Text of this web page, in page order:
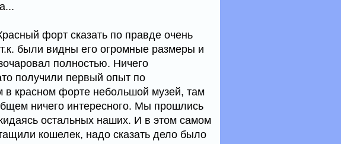
форт сказать по правде очень
были видны его огромные размеры и
полностью. Ничего
получили первый опыт по
в красном форте небольшой музей, там
ничего интересного. Мы прошлись
остальных наших. И в этом самом
кошелек, надо сказать дело было